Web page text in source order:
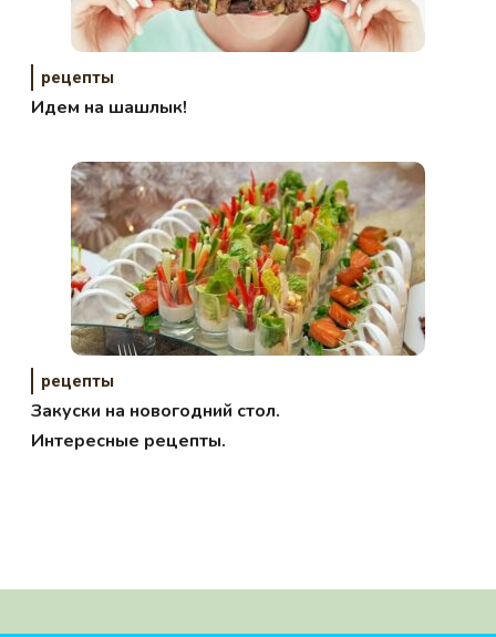
рецепты
Идем на шашлык!
рецепты
Закуски на новогодний стол.
Интересные рецепты.